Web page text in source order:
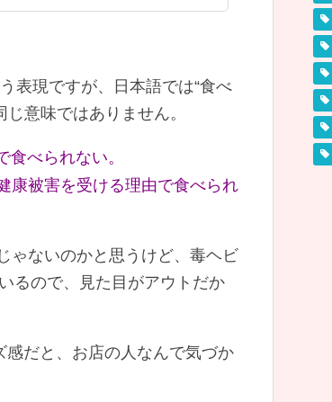
表現ですが、日本語では“食べ
じ意味ではありません。
べられない。
康被害を受ける理由で食べられ
ゃないのかと思うけど、毒ヘビ
るので、見た目がアウトだか
だと、お店の人なんで気づか